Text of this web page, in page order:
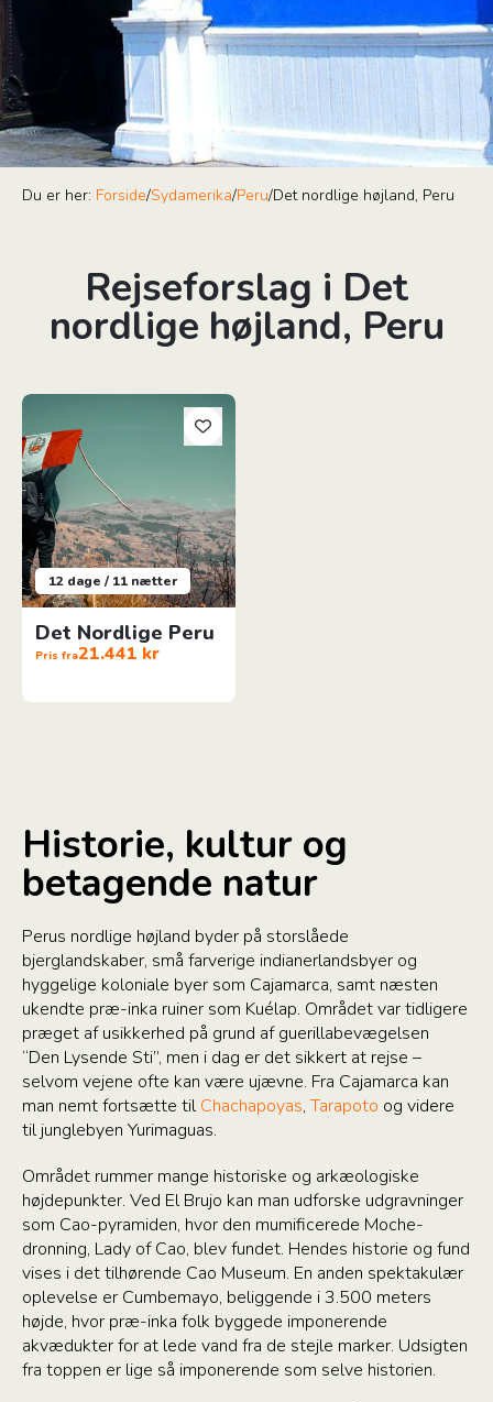
Du er her: Forside/Sydamerika/Peru/Det nordlige højland, Peru
Rejseforslag i Det
nordlige højland, Peru
12 dage / 11 nætter
Det Nordlige Peru
Pris fra21.441 kr
Det Nordlige Peru
Historie, kultur og
betagende natur
Perus nordlige højland byder på storslåede
bjerglandskaber, små farverige indianerlandsbyer og
hyggelige koloniale byer som Cajamarca, samt næsten
ukendte præ-inka ruiner som Kuélap. Området var tidligere
præget af usikkerhed på grund af guerillabevægelsen
“Den Lysende Sti”, men i dag er det sikkert at rejse –
selvom vejene ofte kan være ujævne. Fra Cajamarca kan
man nemt fortsætte tilChachapoyas,Tarapoto og videre
til junglebyen Yurimaguas.
Området rummer mange historiske og arkæologiske
højdepunkter. Ved El Brujo kan man udforske udgravninger
som Cao-pyramiden, hvor den mumificerede Moche-
dronning, Lady of Cao, blev fundet. Hendes historie og fund
vises i det tilhørende Cao Museum. En anden spektakulær
oplevelse er Cumbemayo, beliggende i 3.500 meters
højde, hvor præ-inka folk byggede imponerende
akvædukter for at lede vand fra de stejle marker. Udsigten
fra toppen er lige så imponerende som selve historien.